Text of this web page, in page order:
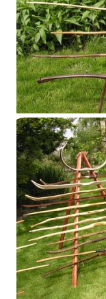
Présentoir 2014